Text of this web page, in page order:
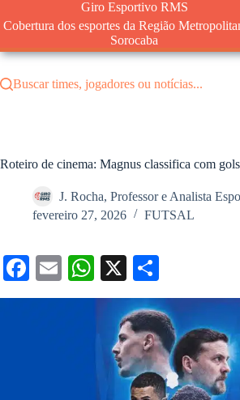
para
conteúdo
Giro Esportivo RMS
Cobertura dos esportes da Região
Sorocaba
Buscar times, jogadores ou notícias...
Roteiro de cinema: Magnus classifica com
J. Rocha, Professor e Analista
fevereiro 27, 2026
FUTSAL
Fa
ce
E
m
W
ha
A
pp
X
ha
re